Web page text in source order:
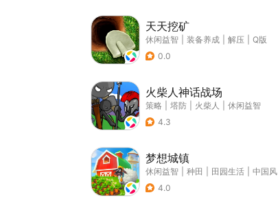
天天挖矿
休闲益智 装备养成 解压
Q版
0.0
火柴人神话战场
策略 塔防 火柴人
休闲益智
4.3
梦想城镇
休闲益智 种田 田园生活
中国风
4.0